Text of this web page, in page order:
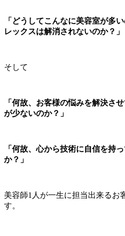
「どうしてこんなに美容室が多
レックスは解消されないのか？」
そして
「何故、お客様の悩みを解決さ
が少ないのか？」
「何故、心から技術に自信を持
か？」
美容師1人が一生に担当出来るお
す。